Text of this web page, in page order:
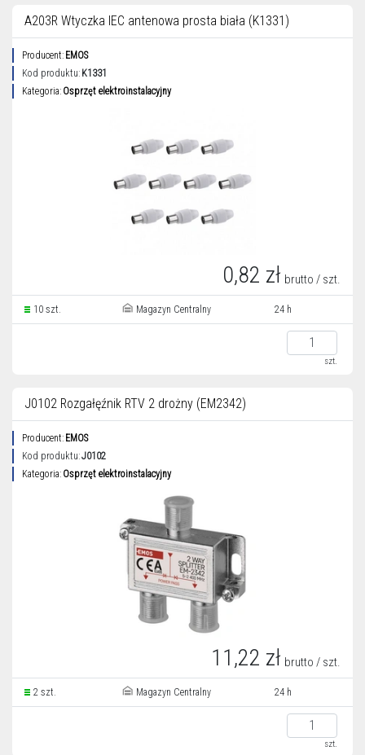
A203R Wtyczka IEC antenowa prosta biała (K1331)
Producent: EMOS
Kod produktu: K1331
Kategoria: Osprzęt elektroinstalacyjny
0,82 zł brutto / szt.
10 szt. Magazyn Centralny 24 h
szt.
J0102 Rozgałęźnik RTV 2 drożny (EM2342)
Producent: EMOS
Kod produktu:J0102
Kategoria: Osprzęt elektroinstalacyjny
11,22 zł brutto / szt.
2 szt. Magazyn Centralny 24 h
szt.